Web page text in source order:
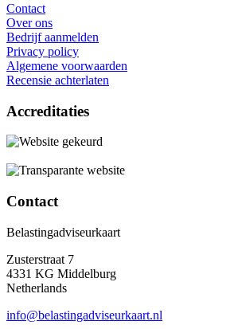
Contact
Over ons
Bedrijf aanmelden
Privacy policy
Algemene voorwaarden
Recensie achterlaten
Accreditaties
Contact
Belastingadviseurkaart
Zusterstraat 7
4331 KG Middelburg
Netherlands
info@belastingadviseurkaart.nl